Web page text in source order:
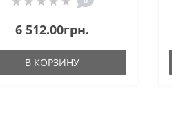
6 512.00грн.
В КОРЗИНУ